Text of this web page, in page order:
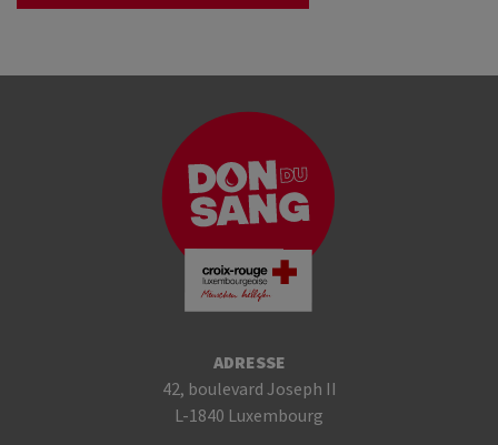
ADRESSE
42, boulevard Joseph II
L-1840 Luxembourg